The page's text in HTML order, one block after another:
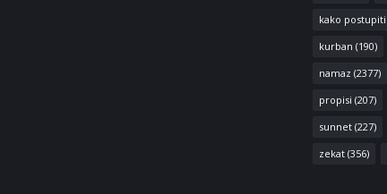
kako postupiti
kurban (190)
namaz (2377)
propisi (207)
sunnet(227)
zekat(356)